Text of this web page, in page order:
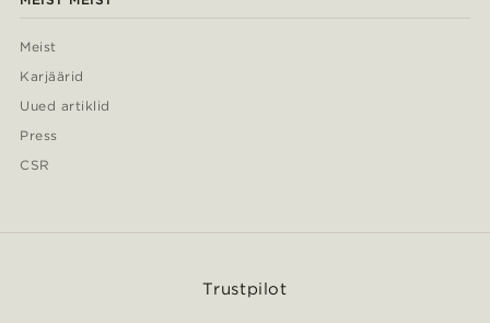
Meist
Karjäärid
Uued artiklid
Press
CSR
Trustpilot